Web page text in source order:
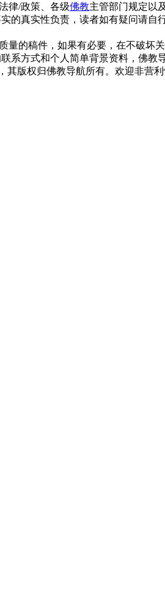
律/政策、各级佛教主管部门规定以
的真实性负责，读者如有疑问请
量的稿件，如果有必要，在不破
系方式和个人简单背景资料，佛教
版权归佛教导航所有。欢迎非营